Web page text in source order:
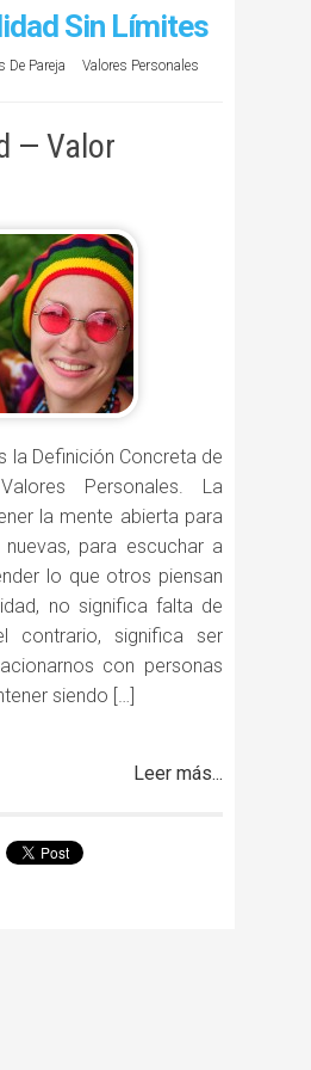
Sin Límites
De Pareja Valores Personales
— Valor
la Definición Concreta de
Personales. La
la mente abierta para
para escuchar a
lo que otros piensan
no significa falta de
contrario, significa ser
con personas
siendo […]
Leer más...